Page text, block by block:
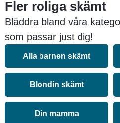
Fler roliga skämt
Bläddra bland våra
som passar just dig!
Alla barnen skämt
Blondin skämt
Din mamma